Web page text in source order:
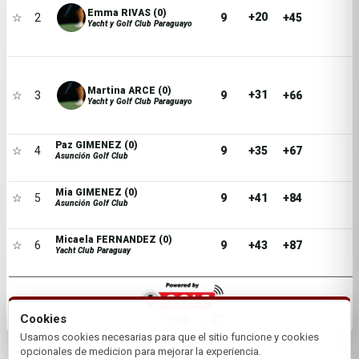
☆ 2 Emma RIVAS (0)
Yacht y Golf Club Paraguayo 9 +20 +45
☆ 3 Martina ARCE (0)
Yacht y Golf Club Paraguayo 9 +31 +66
☆ 4 Paz GIMENEZ (0)
Asunción Golf Club 9 +35 +67
☆ 5 Mia GIMENEZ (0)
Asunción Golf Club 9 +41 +84
☆ 6 Micaela FERNANDEZ (0)
Yacht Club Paraguay 9 +43 +87
Cookies
Usamos cookies necesarias para que el sitio funcione y cookies
opcionales de medicion para mejorar la experiencia.